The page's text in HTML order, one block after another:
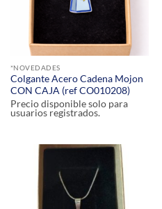
*NOVEDADES
Colgante Acero Cadena Mojon
CON CAJA (ref CO010208)
Precio disponible solo para
usuarios registrados.